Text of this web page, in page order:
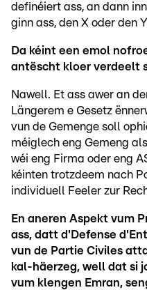
definéiert ass, an dann
ginn ass, den X oder den
Da kéint een emol
antëscht kloer verdeelt
Nawell. Et ass awer an
Längerem e Gesetz
vun de Gemenge soll
méiglech eng Gemeng
wéi eng Firma oder eng
kéinten trotzdeem nach
individuell Feeler zur
En aneren Aspekt vum
ass, datt d'Defense
vun de Partie Civiles
kal-häerzeg, well dat si
vum klengen Emran,